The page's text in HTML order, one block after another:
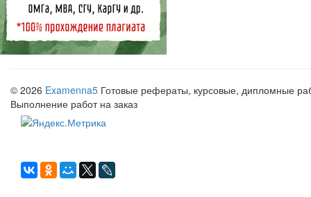
© 2026 Examenna5 Готовые рефераты, курсовые, дипломные
Выполнение работ на заказ